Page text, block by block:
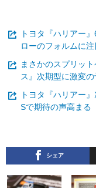
トヨタ『ハリアー
ローのフォルムに注
まさかのスプリッ
ス』次期型に激変の
トヨタ『ハリアー
Sで期待の声高まる
シェア